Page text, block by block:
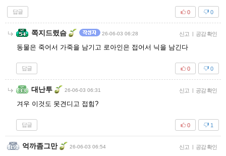
답글 0
0
쪽지드렸슴 26-06-03 06:28 신고 | 공감 확인
동물은 죽어서 가죽을 남기고 로아인은 접어서 닉을 남긴다
답글 0
0
대난투 26-06-03 06:31 신고 | 공감 확인
겨우 이것도 못견디고 접힘?
답글 1
0
억까좀그만 26-06-03 06:54 신고 | 공감 확인